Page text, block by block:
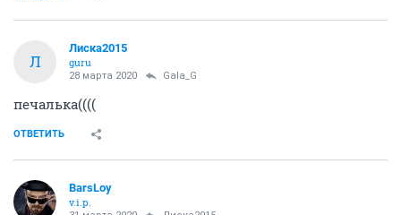
Л
Лиска2015
guru
28 марта 2020 Gala_G
печалька((((
ОТВЕТИТЬ
BarsLoy
v.i.p.